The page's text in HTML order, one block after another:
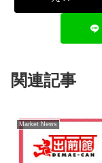
関連記事
Market News